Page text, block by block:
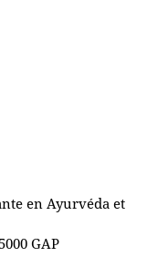
en Ayurvéda et
GAP